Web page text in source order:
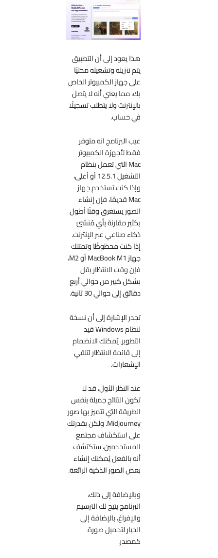
هذا يعود إلى أن التطبيق
يتم تنزيله وتشغيله محليًا
على جهاز الكمبيوتر الخاص
بك، مما يعني أنه لا يتصل
بالإنترنت ولا يتطلب تسجيلًا
في حساب.
عيب البرنامج انه متوفر
فقط لأجهزة الكمبيوتر
Mac التي تعمل بنظام
التشغيل 12.5.1 أو أعلى،
وإذا كنت تستخدم جهاز
Mac قديمًا، فإن إنشاء
الصور يستغرق وقتًا أطول
بكثير مقارنة بأي مُنشئ
ذكاء صناعي عبر الإنترنت.
إذا كنت محظوظًا وتمتلك
جهاز MacBook M1 أو M2،
فإن وقت الانتظار يقل
بشكل كبير من حوالي أربع
دقائق إلى حوالي 30 ثانية.
تجدر الإشارة إلى أن نسخة
لنظام Windows قيد
التطوير. يُمكنك الانضمام
إلى قائمة الانتظار لتلقي
الإشعارات.
عند النظر الأول، قد لا
تكون النتائج جميلة بنفس
الطريقة التي تتميز بها صور
Midjourney. ولكن بقدرتك
على استكشاف مجتمع
المستخدمين، ستكتشف
أنه بالفعل يُمكنك إنشاء
بعض الصور الذكية الرائعة.
وبالإضافة إلى ذلك،
البرنامج يتيح لك الترسيم
والإفراغ، بالإضافة إلى
الخيار لتحميل صورة
كمصدر.